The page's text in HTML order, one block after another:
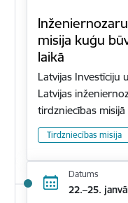
misija kuģu
laikā
Latvijas Investīciju
Latvijas
tirdzniecības
Tirdzniecības misija
Datums
22.–25.